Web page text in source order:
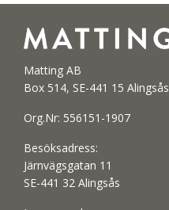
Matting AB
Box 514, SE-441 15 Alingsås
Org.Nr: 556151-1907
Besöksadress:
Järnvägsgatan 11
SE-441 32 Alingsås